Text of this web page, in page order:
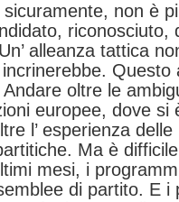
non è
alleanza tattica
Questo
Andare oltre le
europee, dove si
l’ esperienza
Ma è
mesi, i
di partito. E